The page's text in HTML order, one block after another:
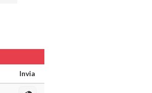
Invia